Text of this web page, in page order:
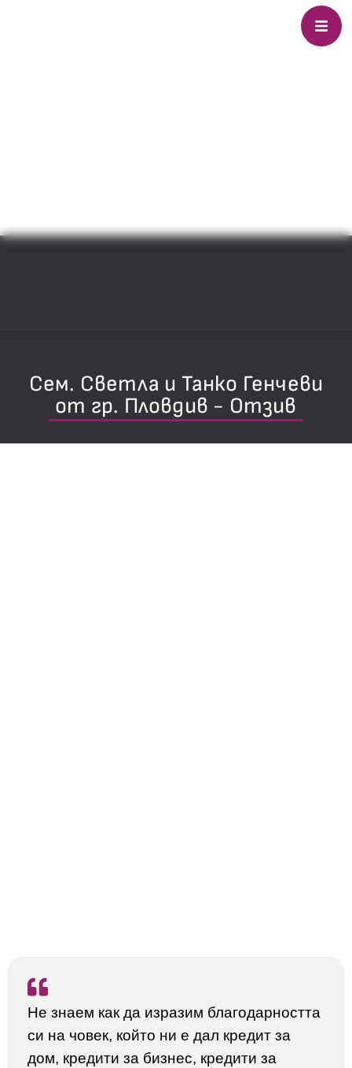
Сем. Светла и Танко Генчеви
от гр. Пловдив - Отзив
Не знаем как да изразим благодарността
си на човек, който ни е дал кредит за
дом, кредити за бизнес, кредити за